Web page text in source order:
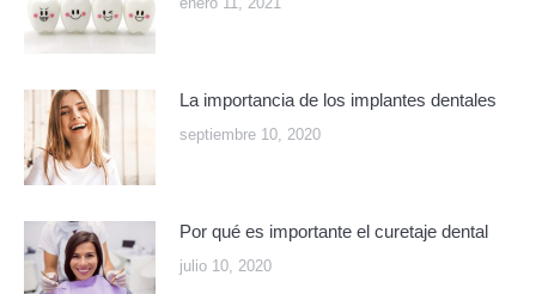
La importancia de los implantes dentales
septiembre 10, 2020
Por qué es importante el curetaje dental
julio 10, 2020